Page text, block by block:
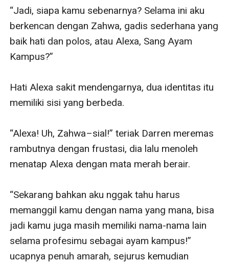
“Jadi, siapa kamu sebenarnya? Selama ini aku
berkencan dengan Zahwa, gadis sederhana yang
baik hati dan polos, atau Alexa, Sang Ayam
Kampus?”
Hati Alexa sakit mendengarnya, dua identitas itu
memiliki sisi yang berbeda.
“Alexa! Uh, Zahwa–sial!” teriak Darren meremas
rambutnya dengan frustasi, dia lalu menoleh
menatap Alexa dengan mata merah berair.
“Sekarang bahkan aku nggak tahu harus
memanggil kamu dengan nama yang mana, bisa
jadi kamu juga masih memiliki nama-nama lain
selama profesimu sebagai ayam kampus!”
ucapnya penuh amarah, sejurus kemudian